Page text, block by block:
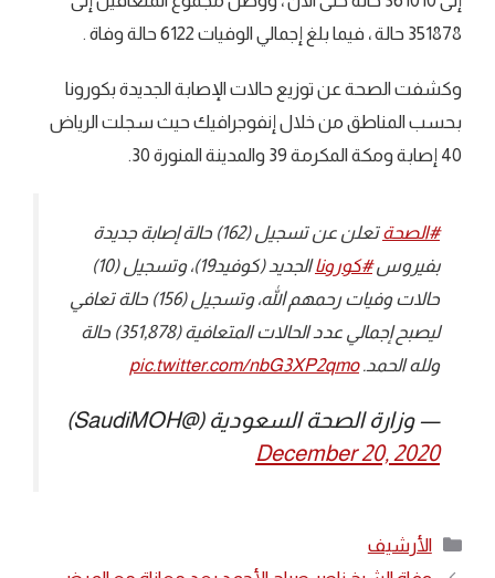
351878 حالة ، فيما بلغ إجمالي الوفيات 6122 حالة وفاة .
وكشفت الصحة عن توزيع حالات الإصابة الجديدة بكورونا
بحسب المناطق من خلال إنفوجرافيك حيث سجلت الرياض
40 إصابة ومكة المكرمة 39 والمدينة المنورة 30.
#الصحة
⁩ تعلن عن تسجيل (162) حالة إصابة جديدة
بفيروس ⁧#كورونا
⁩ الجديد (كوفيد19)، وتسجيل (10)
حالات وفيات رحمهم الله، وتسجيل (156) حالة تعافي
ليصبح إجمالي عدد الحالات المتعافية (351,878) حالة
ولله الحمد.pic.twitter.com/nbG3XP2qmo
— وزارة الصحة السعودية (@SaudiMOH)
December 20, 2020
التصنيفات
الأرشيف